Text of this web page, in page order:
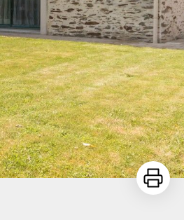
Imprimer